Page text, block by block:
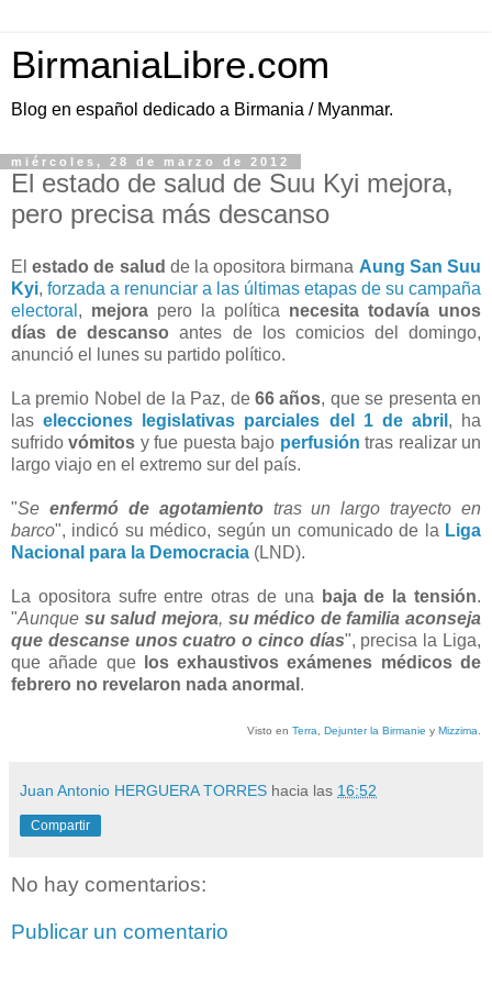
BirmaniaLibre.com
Blog en español dedicado a Birmania / Myanmar.
miércoles, 28 de marzo de 2012
El estado de salud de Suu Kyi mejora,
pero precisa más descanso
Elestado de salud de la opositora birmana Aung San Suu
Kyi, forzada a renunciar a las últimas etapas de su campaña
electoral , mejora pero la política necesita todavía unos
días de descanso antes de los comicios del domingo,
anunció el lunes su partido político.
La premio Nobel de la Paz, de 66 años, que se presenta en
laselecciones legislativas parciales del 1 de abril , ha
sufridovómitos y fue puesta bajo perfusión tras realizar un
largo viajo en el extremo sur del país.
"Se enfermó de agotamientotras un largo trayecto en
barco", indicó su médico, según un comunicado de la Liga
Nacional para la Democracia (LND).
La opositora sufre entre otras de una baja de la tensión.
"Aunque su salud mejora, su médico de familia aconseja
que descanse unos cuatro o cinco días", precisa la Liga,
que añade que
los exhaustivos exámenes médicos de
febrero no revelaron nada anormal .
Visto en Terra Dejunter la Birmanie y Mizzima
Juan Antonio HERGUERA TORRES hacia las 16:52
Compartir
No hay comentarios:
Publicar un comentario